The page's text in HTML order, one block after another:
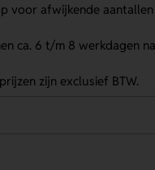
voor afwijkende aantallen
ca. 6 t/m 8 werkdagen
zijn exclusief BTW.